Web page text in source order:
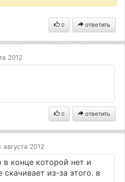
0 ответить
2012
0 ответить
августа 2012
в конце которой нет и
из-за этого. в